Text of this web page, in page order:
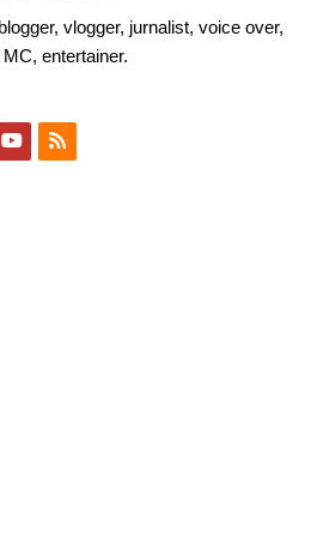
vlogger, jurnalist, voice over,
entertainer.